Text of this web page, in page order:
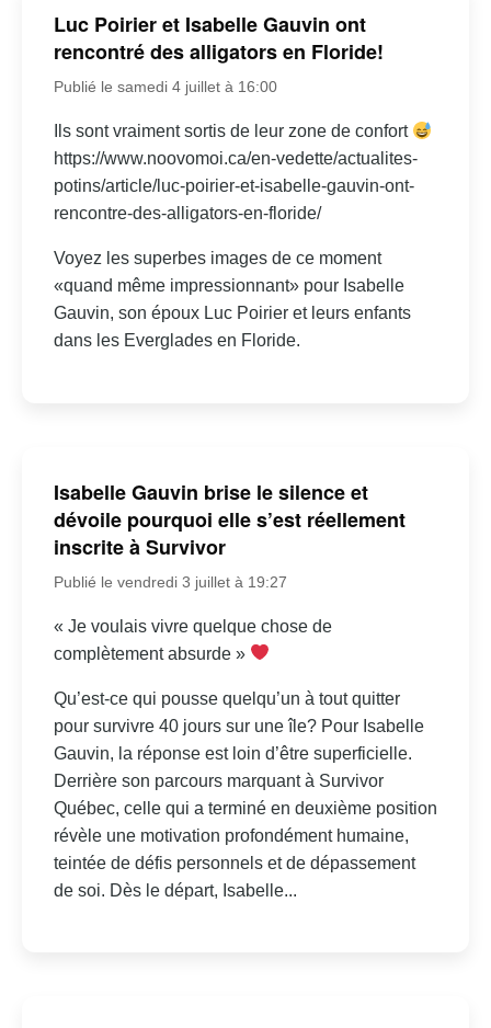
Luc Poirier et Isabelle Gauvin ont
rencontré des alligators en Floride!
Publié le samedi 4 juillet à 16:00
Ils sont vraiment sortis de leur zone de confort
https://www.noovomoi.ca/en-vedette/actualites-
potins/article/luc-poirier-et-isabelle-gauvin-ont-
rencontre-des-alligators-en-floride/
Voyez les superbes images de ce moment
«quand même impressionnant» pour Isabelle
Gauvin, son époux Luc Poirier et leurs enfants
dans les Everglades en Floride.
Isabelle Gauvin brise le silence et
dévoile pourquoi elle s’est réellement
inscrite à Survivor
Publié le vendredi 3 juillet à 19:27
« Je voulais vivre quelque chose de
complètement absurde »
Qu’est-ce qui pousse quelqu’un à tout quitter
pour survivre 40 jours sur une île? Pour Isabelle
Gauvin, la réponse est loin d’être superficielle.
Derrière son parcours marquant à Survivor
Québec, celle qui a terminé en deuxième position
révèle une motivation profondément humaine,
teintée de défis personnels et de dépassement
de soi. Dès le départ, Isabelle...